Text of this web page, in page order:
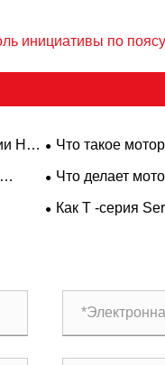
инициативы по
HD:
Что такое
как он передает
Что делает
P идеальными
Как T -серия